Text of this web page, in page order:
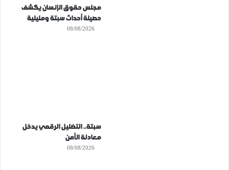
مجلس حقوق الإنسان يكشف
حصيلة أحداث سبتة ومليلية
08/08/2026
سبتة.. التضليل الرقمي يدخل
معادلة الأمن
08/08/2026